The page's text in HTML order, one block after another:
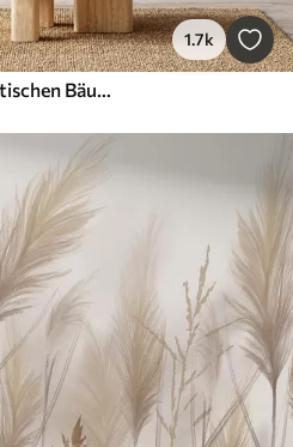
1.7k
Waldweg zwischen majestätischen Bäumen im Aquarellstil